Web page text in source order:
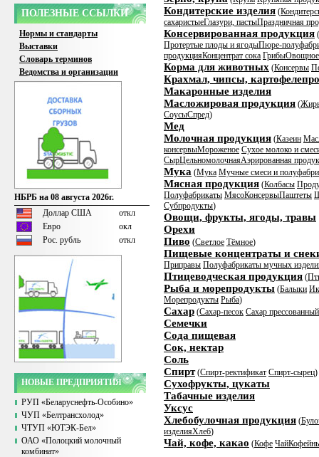
ПОЛЕЗНЫЕ ССЫЛКИ
Нормы и стандарты
Выставки
Словарь терминов
Ведомства и организации
НБРБ на 08 августа 2026г.
Доллар США
откл
Евро
окл
Рос. рубль
откл
НОВЫЕ ПРЕДПРИЯТИЯ
РУП «Беларуснефть-Особино»
ЧУП «Белтрансхолод»
ЧТУП «ЮТЭК-Бел»
ОАО «Полоцкий молочный
комбинат»
Кондитерские изделия (
сахаристыеГлазури, пастыПраздничная
Консервированная продукция (
Протертые плоды и ягодыПюре-
продукцияКонцентрат сока Грибы
Корма для животных (Консервы
Крахмал, чипсы,
Макаронные изделия
Масложировая продукция (
СоусыСпред)
Мед
Молочная продукция (Казеин
консервыМороженое Сухое молоко и
СырЦельномолочнаяАэрированная
Мука (Мука Мучные смеси и
Мясная продукция (Колбасы
Полуфабрикаты МясоКонсервыПаштеты
Субпродукты)
Овощи, фрукты, ягоды, травы
Орехи
Пиво (Светлое Тёмное)
Пищевые концентраты и
Приправы Полуфабрикаты мучных
Птицеводческая продукция (
Рыба и морепродукты (Балыки
Морепродукты Рыба)
Сахар (Сахар-песок Сахар прессованный
Семечки
Сода пищевая
Сок, нектар
Соль
Спирт(Спирт-ректификат Спирт-сырец)
Сухофрукты, цукаты
Табачные изделия
Уксус
Хлебобулочная продукция (
изделияХлеб)
Чай, кофе, какао (Кофе Чай